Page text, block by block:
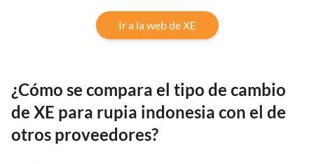
Ir a la web de XE
¿Cómo se compara el tipo de cambio
de XE para rupia indonesia con el de
otros proveedores?